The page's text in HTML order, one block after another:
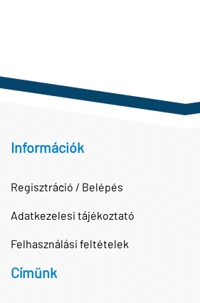
Információk
Regisztráció / Belépés
Adatkezelesi tájékoztató
Felhasználási feltételek
Címünk